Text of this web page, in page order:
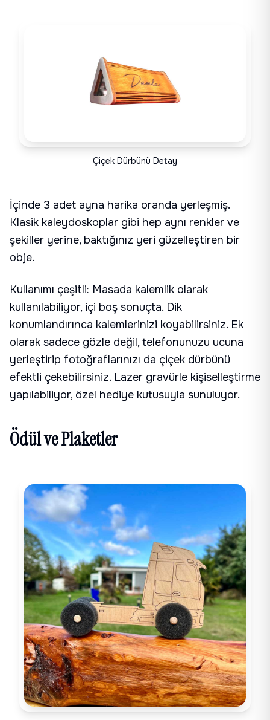
Çiçek Dürbünü Detay
İçinde 3 adet ayna harika oranda yerleşmiş.
Klasik kaleydoskoplar gibi hep aynı renkler ve
şekiller yerine, baktığınız yeri güzelleştiren bir
obje.
Kullanımı çeşitli: Masada kalemlik olarak
kullanılabiliyor, içi boş sonuçta. Dik
konumlandırınca kalemlerinizi koyabilirsiniz. Ek
olarak sadece gözle değil, telefonunuzu ucuna
yerleştirip fotoğraflarınızı da çiçek dürbünü
efektli çekebilirsiniz. Lazer gravürle kişiselleştirme
yapılabiliyor, özel hediye kutusuyla sunuluyor.
Ödül ve Plaketler